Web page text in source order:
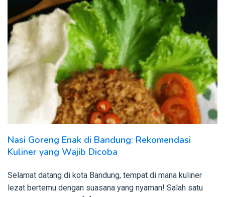
Nasi Goreng Enak di Bandung: Rekomendasi
Kuliner yang Wajib Dicoba
Selamat datang di kota Bandung, tempat di mana kuliner
lezat bertemu dengan suasana yang nyaman! Salah satu